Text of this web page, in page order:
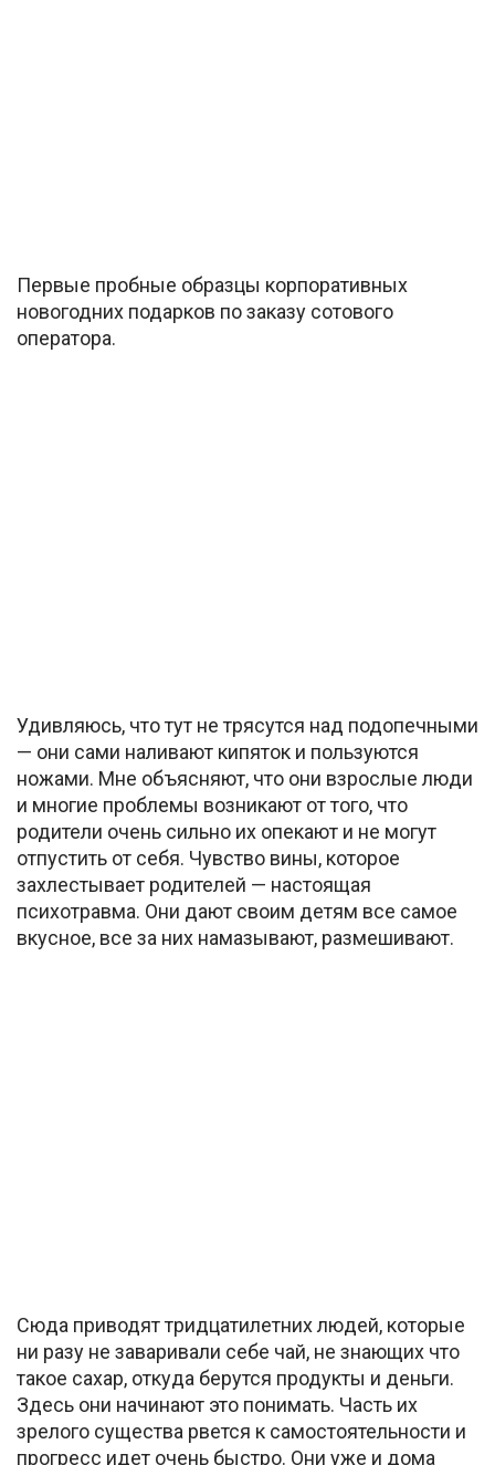
Первые пробные образцы корпоративных
новогодних подарков по заказу сотового
оператора.
Удивляюсь, что тут не трясутся над подопечными
— они сами наливают кипяток и пользуются
ножами. Мне объясняют, что они взрослые люди
и многие проблемы возникают от того, что
родители очень сильно их опекают и не могут
отпустить от себя. Чувство вины, которое
захлестывает родителей — настоящая
психотравма. Они дают своим детям все самое
вкусное, все за них намазывают, размешивают.
Сюда приводят тридцатилетних людей, которые
ни разу не заваривали себе чай, не знающих что
такое сахар, откуда берутся продукты и деньги.
Здесь они начинают это понимать. Часть их
зрелого существа рвется к самостоятельности и
прогресс идет очень быстро. Они уже и дома